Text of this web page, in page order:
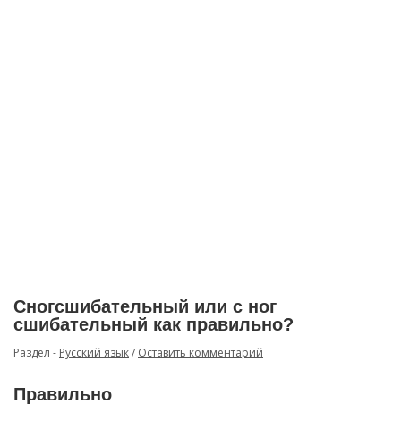
Сногсшибательный или с ног
сшибательный как правильно?
Раздел - Русский язык/ Оставить комментарий
Правильно